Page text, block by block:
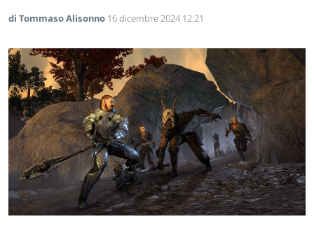
di Tommaso Alisonno 16 dicembre 2024 12:21